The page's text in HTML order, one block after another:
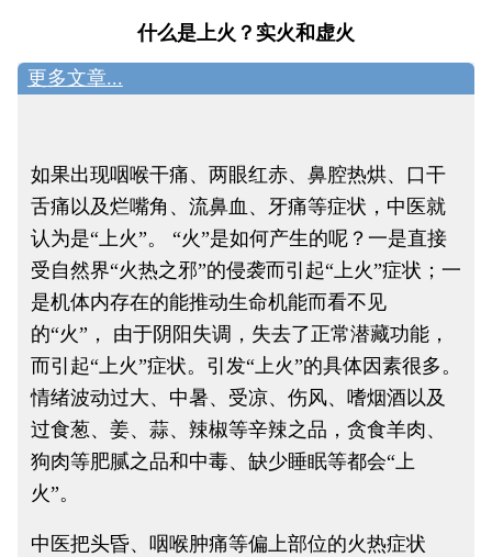
什么是上火？实火和虚火
更多文章...
如果出现咽喉干痛、两眼红赤、鼻腔热烘、口干
舌痛以及烂嘴角、流鼻血、牙痛等症状，中医就
认为是“上火”。 “火”是如何产生的呢？一是直接
受自然界“火热之邪”的侵袭而引起“上火”症状；一
是机体内存在的能推动生命机能而看不见
的“火”， 由于阴阳失调，失去了正常潜藏功能，
而引起“上火”症状。引发“上火”的具体因素很多。
情绪波动过大、中暑、受凉、伤风、嗜烟酒以及
过食葱、姜、蒜、辣椒等辛辣之品，贪食羊肉、
狗肉等肥腻之品和中毒、缺少睡眠等都会“上
火”。
中医把头昏、咽喉肿痛等偏上部位的火热症状